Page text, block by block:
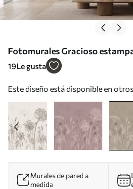
Fotomurales Gracioso
dientes de león, plantas y flores
19Le gusta
Este diseño está disponible en
Murales de pared a
medida